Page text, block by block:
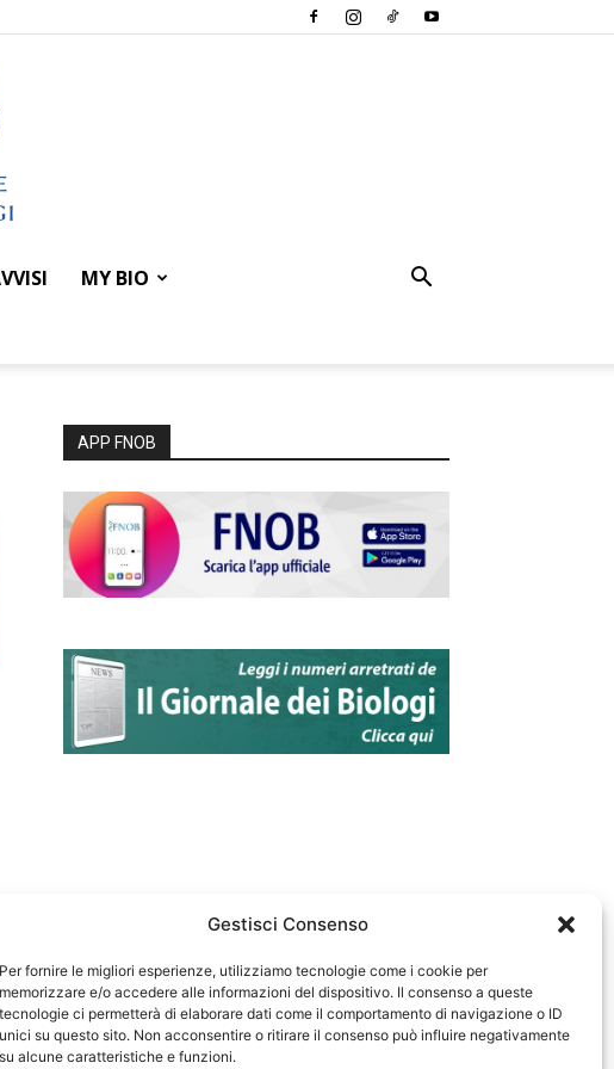
Gestisci Consenso
Per fornire le migliori esperienze, utilizziamo tecnologie come i cookie per
memorizzare e/o accedere alle informazioni del dispositivo. Il consenso a queste
tecnologie ci permetterà di elaborare dati come il comportamento di navigazione o ID
unici su questo sito. Non acconsentire o ritirare il consenso può influire negativamente
su alcune caratteristiche e funzioni.
MY BIO
APP FNOB